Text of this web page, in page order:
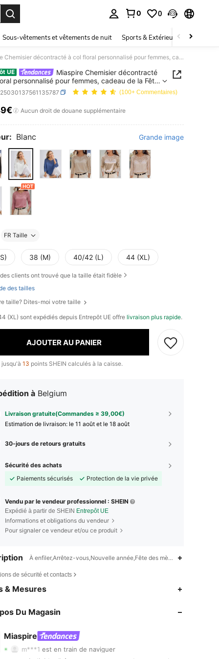
0 0
Sous-vêtements et vêtements de nuit Sports & Extérieur Enfants
Miaspire Chemisier décontracté à col floral personnalisé pour femmes, cadeau de la Fête des mères pour le printemps/été, chemise blanche
UE
Miaspire Chemisier décontracté
personnalisé pour femmes, cadeau de la Fête
pour le printemps/été, chemise blanche(100+ Commentaires)
AND AVAILABILITY
Aucun droit de douane supplémentaire
Blanc Grande image
FR Taille
38 (M) 40/42 (L) 44 (XL)
des clients ont trouvé que la taille était fidèle
des tailles
taille? Dites-moi votre taille
(XL) sont expédiés depuis Entrepôt UE offre livraison plus rapide.
AJOUTER AU PANIER
jusqu'à 13 points SHEIN calculés à la caisse.
à Belgium
Livraison gratuite(Commandes ≥ 39,00€)
Estimation de livraison: le 11 août et le 18 août
30-jours de retours gratuits
Sécurité des achats
Paiements sécurisés
Protection de la vie privée
Vendu par le vendeur professionnel : SHEIN
Expédié à partir de SHEIN Entrepôt UE
Informations et obligations du vendeur
Pour signaler ce vendeur et/ou ce produit
À enfiler,Arrêtez-vous,Nouvelle année,Fête des mères
de sécurité et contacts
& Mesures
Du Magasin
Miaspire
4,79
510
4,79
510
m***1 est en train de naviguer